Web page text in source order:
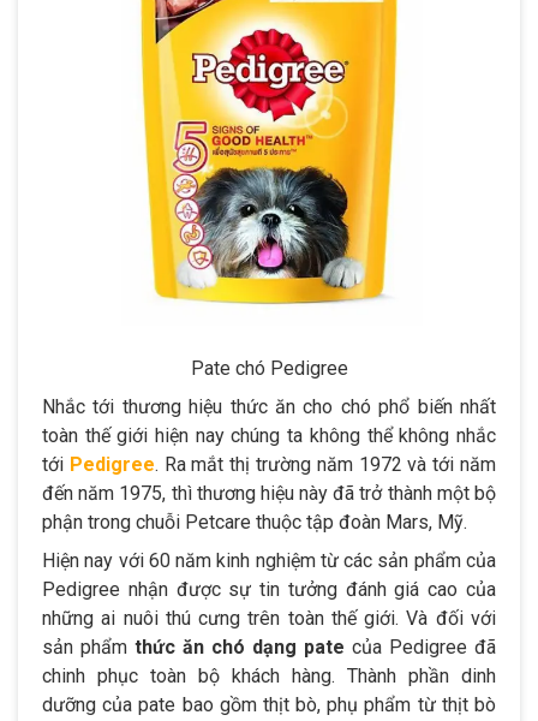
Pate chó Pedigree
Nhắc tới thương hiệu thức ăn cho chó phổ biến nhất
toàn thế giới hiện nay chúng ta không thể không nhắc
tới Pedigree. Ra mắt thị trường năm 1972 và tới năm
đến năm 1975, thì thương hiệu này đã trở thành một bộ
phận trong chuỗi Petcare thuộc tập đoàn Mars, Mỹ.
Hiện nay với 60 năm kinh nghiệm từ các sản phẩm của
Pedigree nhận được sự tin tưởng đánh giá cao của
những ai nuôi thú cưng trên toàn thế giới. Và đối với
sản phẩm thức ăn chó dạng pate của Pedigree đã
chinh phục toàn bộ khách hàng. Thành phần dinh
dưỡng của pate bao gồm thịt bò, phụ phẩm từ thịt bò